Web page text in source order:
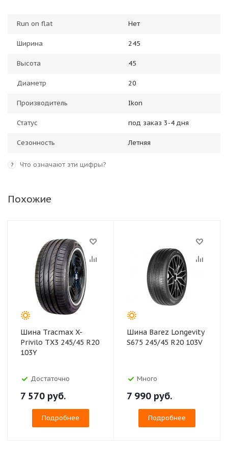
Run on flat Нет
Ширина 245
Высота 45
Диаметр 20
Производитель Ikon
Статус под заказ 3-4 дня
Сезонность Летняя
? Что означают эти цифры?
Похожие
Шина Tracmax X-
Privilo TX3 245/45 R20
103Y
Достаточно
7 570 руб.
Подробнее
Шина Barez Longevity
S675 245/45 R20 103V
Много
7 990 руб.
Подробнее